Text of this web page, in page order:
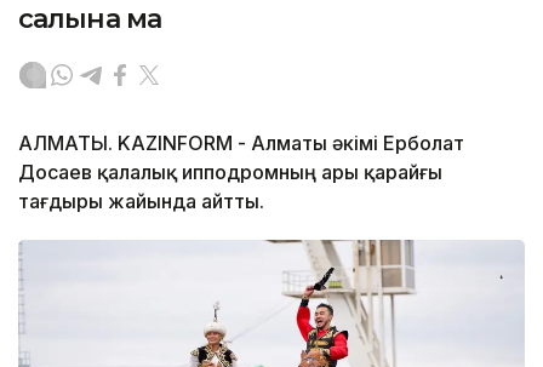
салына ма
АЛМАТЫ. KAZINFORM - Алматы әкімі Ерболат
Досаев қалалық ипподромның ары қарайғы
тағдыры жайында айтты.